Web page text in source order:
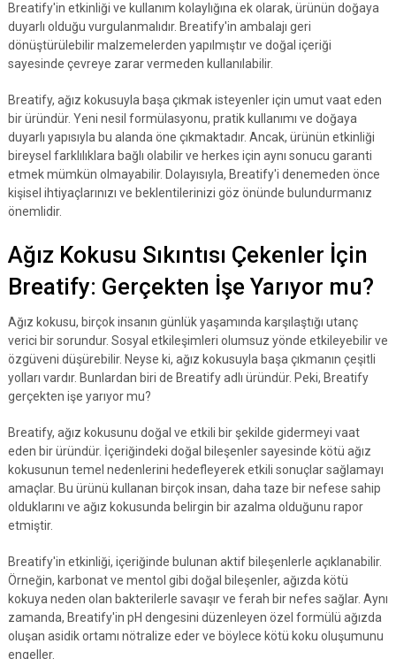
Breatify'in etkinliği ve kullanım kolaylığına ek olarak, ürünün doğaya
duyarlı olduğu vurgulanmalıdır. Breatify'in ambalajı geri
dönüştürülebilir malzemelerden yapılmıştır ve doğal içeriği
sayesinde çevreye zarar vermeden kullanılabilir.
Breatify, ağız kokusuyla başa çıkmak isteyenler için umut vaat eden
bir üründür. Yeni nesil formülasyonu, pratik kullanımı ve doğaya
duyarlı yapısıyla bu alanda öne çıkmaktadır. Ancak, ürünün etkinliği
bireysel farklılıklara bağlı olabilir ve herkes için aynı sonucu garanti
etmek mümkün olmayabilir. Dolayısıyla, Breatify'i denemeden önce
kişisel ihtiyaçlarınızı ve beklentilerinizi göz önünde bulundurmanız
önemlidir.
Ağız Kokusu Sıkıntısı Çekenler İçin
Breatify: Gerçekten İşe Yarıyor mu?
Ağız kokusu, birçok insanın günlük yaşamında karşılaştığı utanç
verici bir sorundur. Sosyal etkileşimleri olumsuz yönde etkileyebilir ve
özgüveni düşürebilir. Neyse ki, ağız kokusuyla başa çıkmanın çeşitli
yolları vardır. Bunlardan biri de Breatify adlı üründür. Peki, Breatify
gerçekten işe yarıyor mu?
Breatify, ağız kokusunu doğal ve etkili bir şekilde gidermeyi vaat
eden bir üründür. İçeriğindeki doğal bileşenler sayesinde kötü ağız
kokusunun temel nedenlerini hedefleyerek etkili sonuçlar sağlamayı
amaçlar. Bu ürünü kullanan birçok insan, daha taze bir nefese sahip
olduklarını ve ağız kokusunda belirgin bir azalma olduğunu rapor
etmiştir.
Breatify'in etkinliği, içeriğinde bulunan aktif bileşenlerle açıklanabilir.
Örneğin, karbonat ve mentol gibi doğal bileşenler, ağızda kötü
kokuya neden olan bakterilerle savaşır ve ferah bir nefes sağlar. Aynı
zamanda, Breatify'in pH dengesini düzenleyen özel formülü ağızda
oluşan asidik ortamı nötralize eder ve böylece kötü koku oluşumunu
engeller.